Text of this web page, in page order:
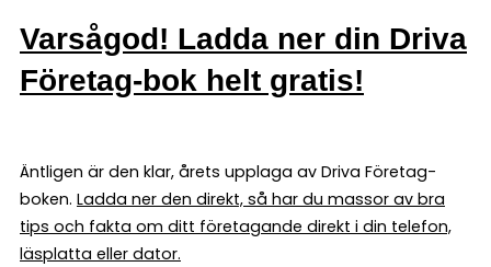
Varsågod! Ladda ner din Driva
Företag-bok helt gratis!
Äntligen är den klar, årets upplaga av Driva Företag-
boken. Ladda ner den direkt, så har du massor av bra
tips och fakta om ditt företagande direkt i din telefon,
läsplatta eller dator.